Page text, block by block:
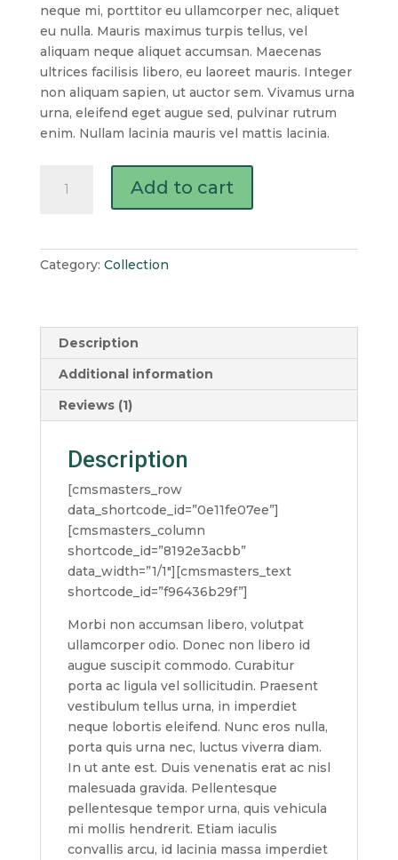
neque mi, porttitor eu ullamcorper nec, aliquet
eu nulla. Mauris maximus turpis tellus, vel
aliquam neque aliquet accumsan. Maecenas
ultrices facilisis libero, eu laoreet mauris. Integer
non aliquam sapien, ut auctor sem. Vivamus urna
urna, eleifend eget augue sed, pulvinar rutrum
enim. Nullam lacinia mauris vel mattis lacinia.
Add to cart
Category: Collection
Description
Additional information
Reviews (1)
Description
[cmsmasters_row
data_shortcode_id=”0e11fe07ee”]
[cmsmasters_column
shortcode_id=”8192e3acbb”
data_width=”1/1″][cmsmasters_text
shortcode_id=”f96436b29f”]
Morbi non accumsan libero, volutpat
ullamcorper odio. Donec non libero id
augue suscipit commodo. Curabitur
porta ac ligula vel sollicitudin. Praesent
vestibulum tellus urna, in imperdiet
neque lobortis eleifend. Nunc eros nulla,
porta quis urna nec, luctus viverra diam.
In ut ante est. Duis venenatis erat ac nisl
malesuada gravida. Pellentesque
pellentesque tempor urna, quis vehicula
mi mollis hendrerit. Etiam iaculis
convallis arcu, id lacinia massa imperdiet